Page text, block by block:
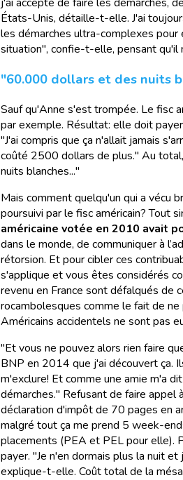
j'ai accepté de faire les démarches,
États-Unis, détaille-t-elle. J'ai
les démarches ultra-complexes
situation", confie-t-elle, pensant qu'il
"60.000 dollars et des nuits
Sauf qu'Anne s'est trompée. Le fisc
par exemple. Résultat: elle doit
"J'ai compris que ça n'allait jamais
coûté 2500 dollars de plus." Au
nuits blanches..."
Mais comment quelqu'un qui a vécu
poursuivi par le fisc américain? Tout
américaine votée en 2010 avait
dans le monde, de communiquer à
rétorsion. Et pour cibler ces
s'applique et vous êtes considérés
revenu en France sont défalqués de
rocambolesques comme le fait de
Américains accidentels ne sont pas
"Et vous ne pouvez alors rien faire
BNP en 2014 que j'ai découvert ça.
m'exclure! Et comme une amie m'a
démarches." Refusant de faire
déclaration d'impôt de 70 pages en
malgré tout ça me prend 5 week-
placements (PEA et PEL pour elle).
payer. "Je n'en dormais plus la nuit
explique-t-elle. Coût total de la